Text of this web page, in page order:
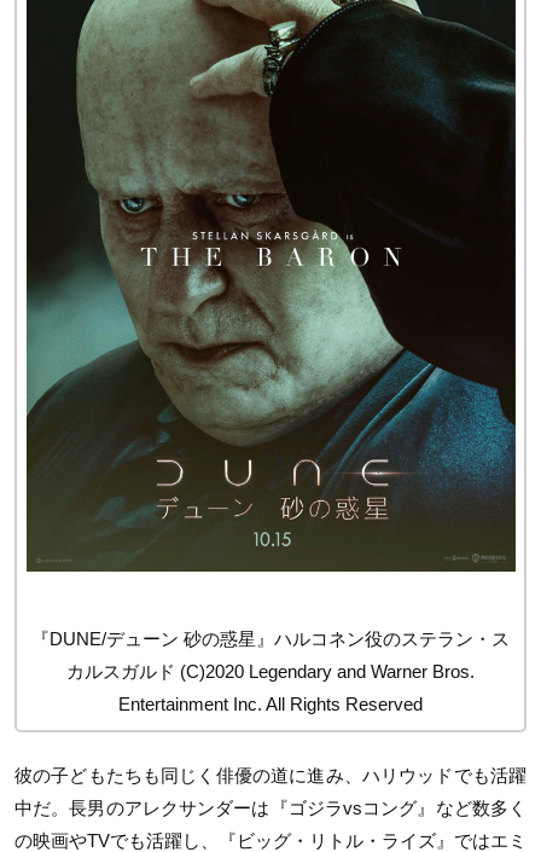
『DUNE/デューン 砂の惑星』ハルコネン役のステラン・ス
カルスガルド (C)2020 Legendary and Warner Bros.
Entertainment Inc. All Rights Reserved
彼の子どもたちも同じく俳優の道に進み、ハリウッドでも活躍
中だ。長男のアレクサンダーは『ゴジラvsコング』など数多く
の映画やTVでも活躍し、『ビッグ・リトル・ライズ』ではエミ